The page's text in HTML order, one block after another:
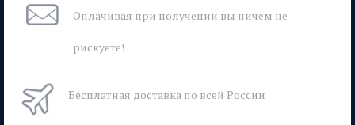
Оплачивая при получении вы ничем не
рискуете!
Бесплатная доставка по всей России